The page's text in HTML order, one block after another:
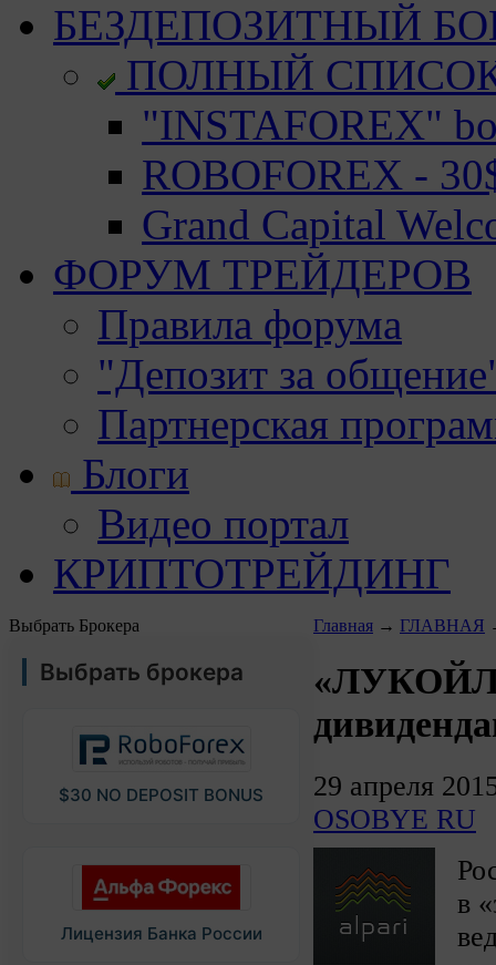
БЕЗДЕПОЗИТНЫЙ
ПОЛНЫЙ
"INSTAFOREX"
ROBOFOREX -
Grand Capital
ФОРУМ ТРЕЙДЕРОВ
Правила форума
"Депозит за
Партнерская
Блоги
Видео портал
КРИПТОТРЕЙДИНГ
Выбрать Брокера
Выбрать брокера
$30 NO DEPOSIT BONUS
Лицензия Банка России
Главная → ГЛАВНАЯ
29 апреля
OSOBYE RU
в